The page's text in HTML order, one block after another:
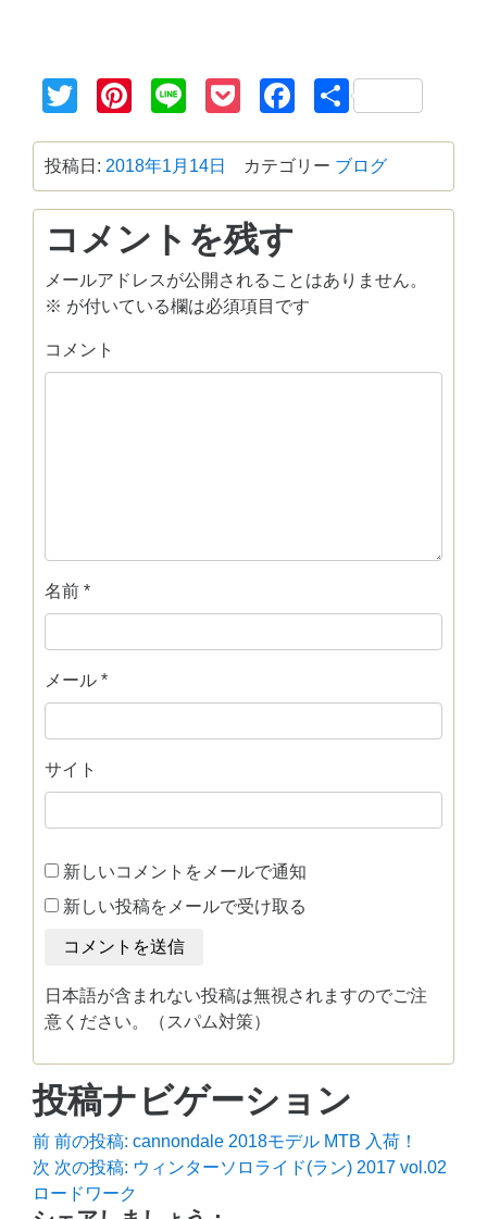
TwitterPinterest
Line PocketFacebook
共
有
投稿日: 2018年1月14日 カテゴリー ブログ
コメントを残す
メールアドレスが公開されることはありません。
※ が付いている欄は必須項目です
コメント
名前 *
メール *
サイト
新しいコメントをメールで通知
新しい投稿をメールで受け取る
日本語が含まれない投稿は無視されますのでご注
意ください。（スパム対策）
投稿ナビゲーション
前 前の投稿: cannondale 2018モデル MTB 入荷！
次 次の投稿: ウィンターソロライド(ラン) 2017 vol.02
ロードワーク